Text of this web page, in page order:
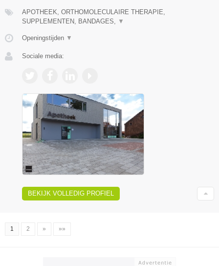
APOTHEEK, ORTHOMOLECULAIRE THERAPIE,
SUPPLEMENTEN, BANDAGES,
▼
Openingstijden ▼
Sociale media:
BEKIJK VOLLEDIG PROFIEL
1 2 » »»